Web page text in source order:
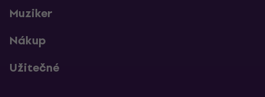
Muziker
Nákup
Užitečné